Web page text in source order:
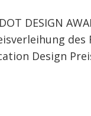
DESIGN
des
Design